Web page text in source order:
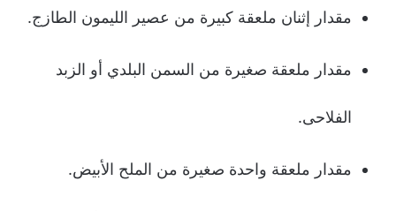
مقدار إثنان ملعقة كبيرة من عصير الليمون الطازج.
مقدار ملعقة صغيرة من السمن البلدي أو الزبد
الفلاحى.
مقدار ملعقة واحدة صغيرة من الملح الأبيض.